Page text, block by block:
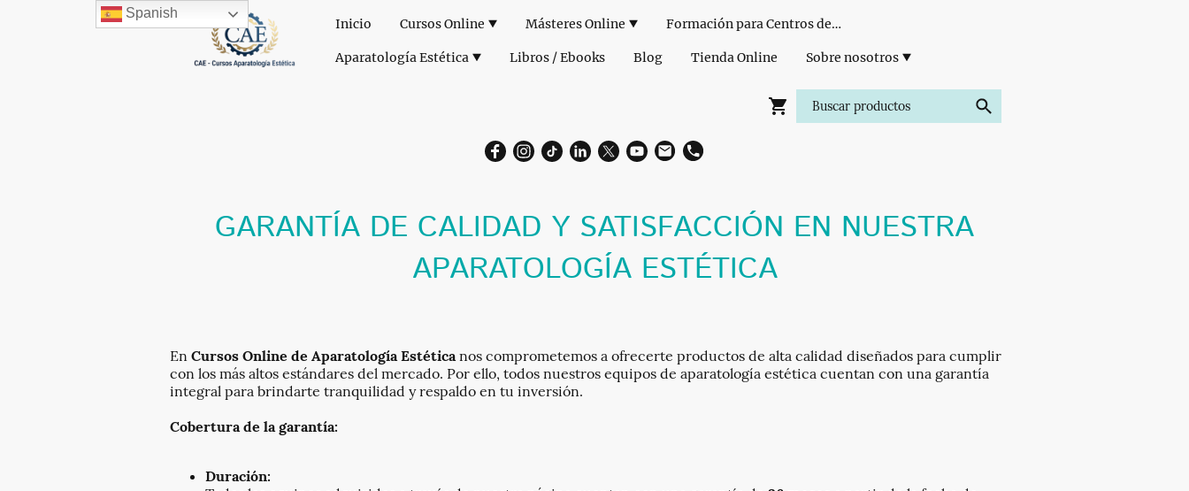
Inicio Cursos Online Másteres Online Formación para Centros de Estética
Aparatología Estética Libros / Ebooks Blog Tienda Online Sobre nosotros
GARANTÍA DE CALIDAD Y SATISFACCIÓN EN NUESTRA
APARATOLOGÍA ESTÉTICA
En Cursos Online de Aparatología Estética nos comprometemos a ofrecerte productos de alta calidad diseñados para cumplir
con los más altos estándares del mercado. Por ello, todos nuestros equipos de aparatología estética cuentan con una garantía
integral para brindarte tranquilidad y respaldo en tu inversión.
Cobertura de la garantía:
Duración:
Spanish